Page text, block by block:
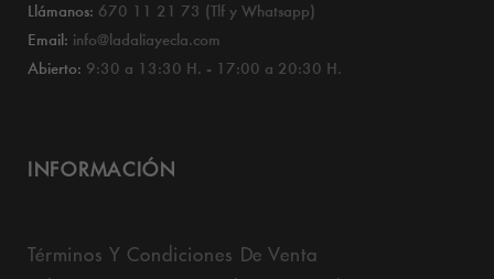
Llámanos: 670 11 21 73 (Tlf y Whatsapp)
Email: info@ladaliayecla.com
Abierto: 9:30 a 13:30 H. - 17:00 a 20:30 H.
INFORMACIÓN
Términos Y Condiciones De Venta